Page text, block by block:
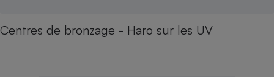
Centres de bronzage - Haro sur les UV